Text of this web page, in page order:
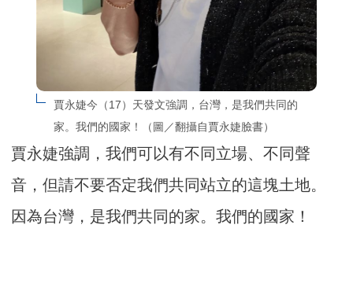
賈永婕今（17）天發文強調，台灣，是我們共同的
家。我們的國家！（圖／翻攝自賈永婕臉書）
賈永婕強調，我們可以有不同立場、不同聲
音，但請不要否定我們共同站立的這塊土地。
因為台灣，是我們共同的家。我們的國家！